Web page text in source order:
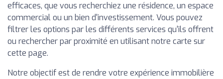
efficaces, que vous recherchiez une résidence, un espace
commercial ou un bien d'investissement. Vous pouvez
filtrer les options par les différents services qu'ils offrent
ou rechercher par proximité en utilisant notre carte sur
cette page.
Notre objectif est de rendre votre expérience immobilière